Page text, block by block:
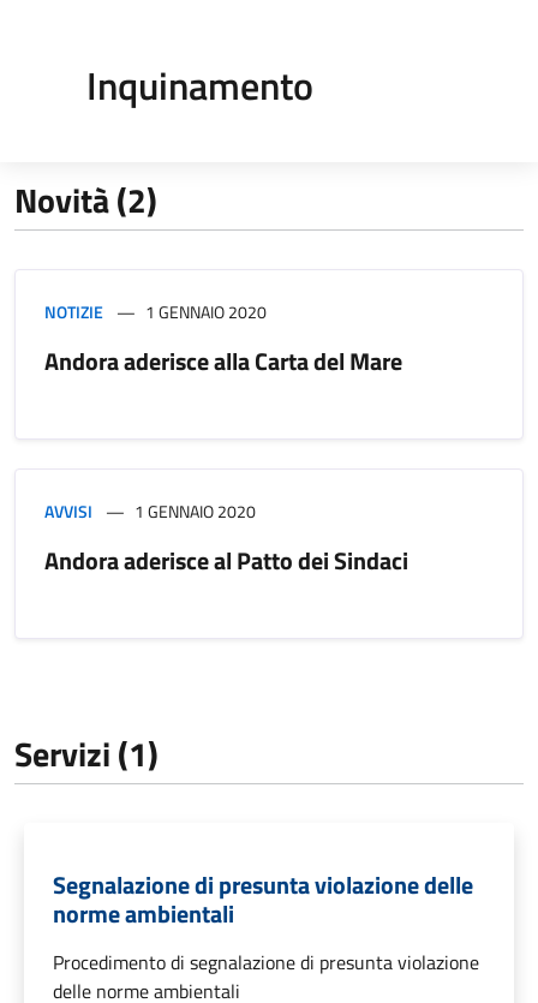
Inquinamento
Novità (2)
NOTIZIE 1 GENNAIO 2020
Andora aderisce alla Carta del Mare
AVVISI 1 GENNAIO 2020
Andora aderisce al Patto dei Sindaci
Servizi (1)
Segnalazione di presunta violazione delle
norme ambientali
Procedimento di segnalazione di presunta violazione
delle norme ambientali